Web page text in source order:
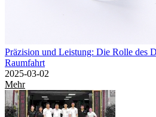
Präzision und Leistung: Die Rolle des
Raumfahrt
2025-03-02
Mehr